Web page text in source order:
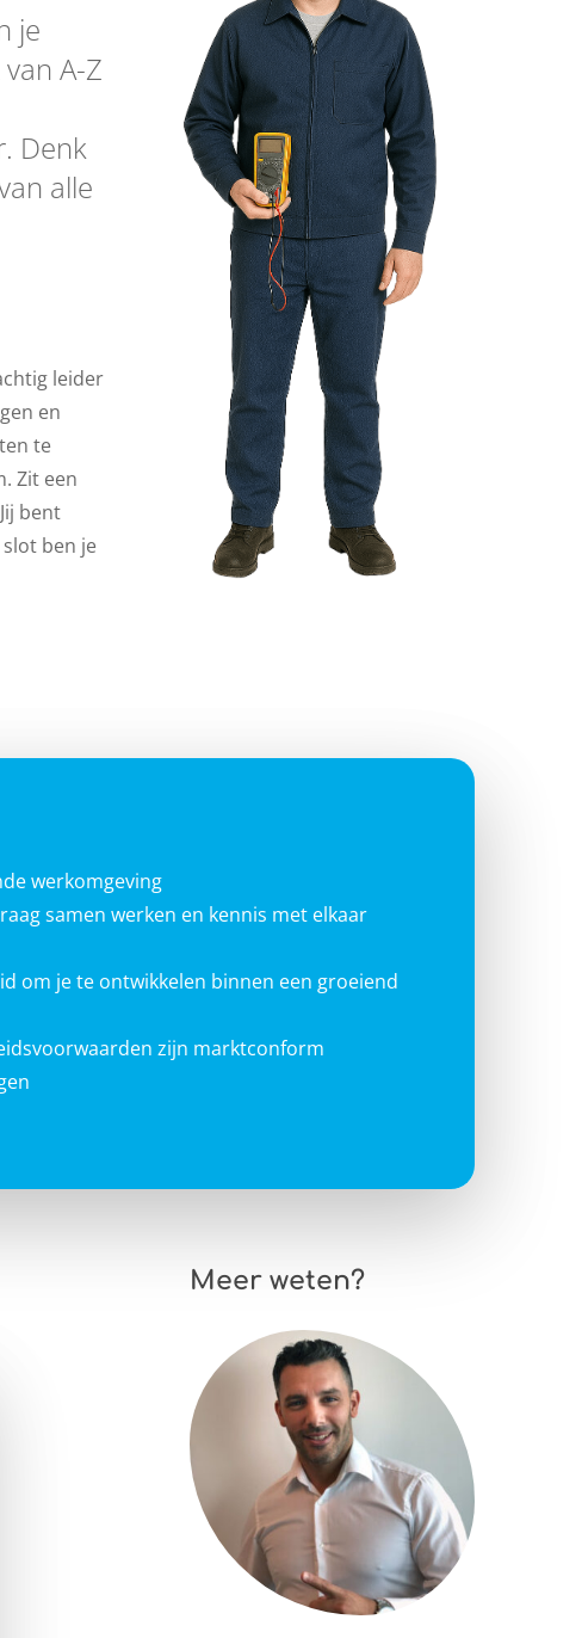
je
A-Z
Denk
alle
leider
en
te
Zit een
bent
ben je
werkomgeving
samen werken en kennis met elkaar
om je te ontwikkelen binnen een groeiend
zijn marktconform
Meer weten?